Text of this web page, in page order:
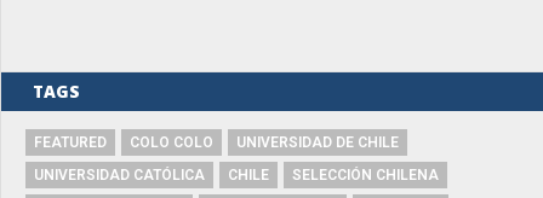
TAGS
FEATURED COLO COLO
UNIVERSIDAD DE CHILE
UNIVERSIDAD CATÓLICA
CHILE
SELECCIÓN CHILENA